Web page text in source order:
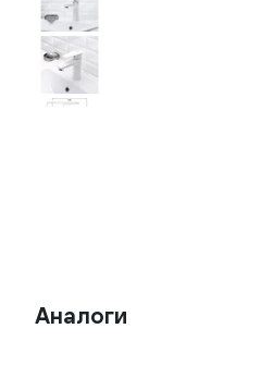
Аналоги